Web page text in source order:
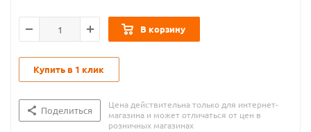
В корзину
Купить в 1 клик
Поделиться
Цена действительна только для интернет-
магазина и может отличаться от цен в
розничных магазинах